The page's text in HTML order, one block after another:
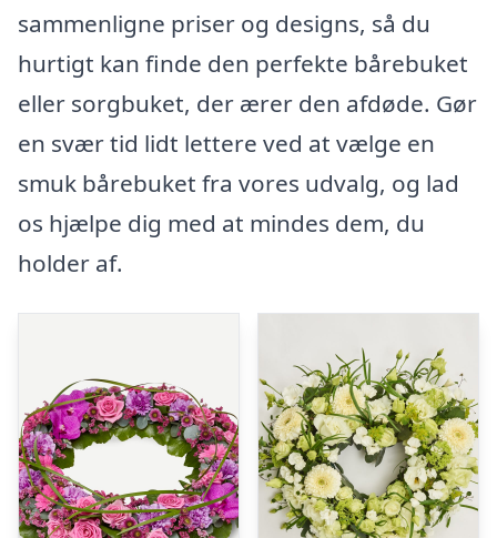
sammenligne priser og designs, så du
hurtigt kan finde den perfekte bårebuket
eller sorgbuket, der ærer den afdøde. Gør
en svær tid lidt lettere ved at vælge en
smuk bårebuket fra vores udvalg, og lad
os hjælpe dig med at mindes dem, du
holder af.